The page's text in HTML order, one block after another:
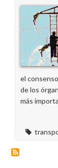
el
de los
más